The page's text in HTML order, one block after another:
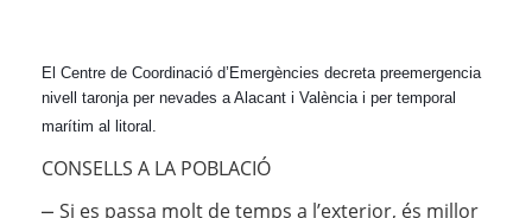
El Centre de Coordinació d’Emergències decreta preemergencia
nivell taronja per nevades a Alacant i València i per temporal
marítim al litoral.
CONSELLS A LA POBLACIÓ
– Si es passa molt de temps a l’exterior, és millor